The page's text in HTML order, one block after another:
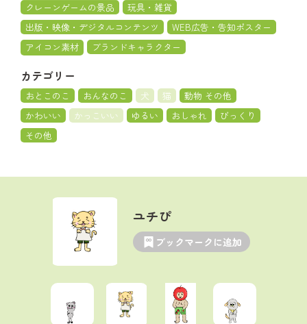
クレーンゲームの景品
玩具・雑貨
出版・映像・デジタルコンテンツ
WEB広告・告知ポスター
アイコン素材
ブランドキャラクター
カテゴリー
おとこのこ おんなのこ 犬 猫
動物 その他
かわいい
かっこいい ゆるい おしゃれ
びっくり
その他
ユチぴ
ブックマークに追加